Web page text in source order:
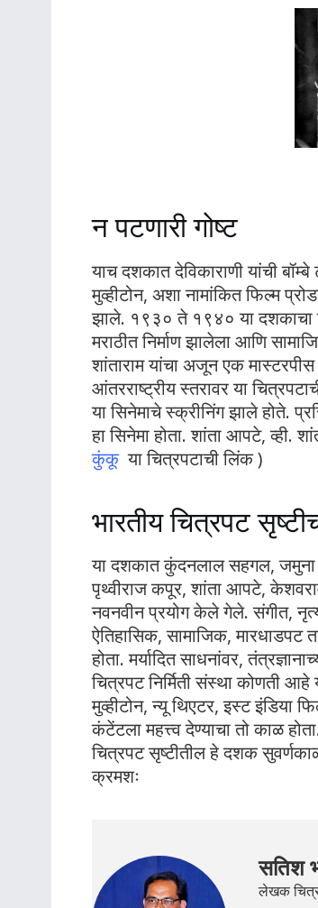
न पटणारी गोष्ट
याच दशकात देविकाराणी यांची
मुव्हीटोन, अशा नामांकित फिल्म
झाले. १९३० ते १९४० या दशकाचा
मराठीत निर्माण झालेला आणि
शांताराम यांचा अजून एक मास्टरपीस
आंतरराष्ट्रीय स्तरावर या
या सिनेमाचे स्क्रीनिंग झाले होते.
हा सिनेमा होता. शांता आपटे, व्ही.
कुंकूया चित्रपटाची लिंक )
भारतीय चित्रपट
या दशकात कुंदनलाल सहगल, जमुना
पृथ्वीराज कपूर, शांता आपटे,
नवनवीन प्रयोग केले गेले. संगीत,
ऐतिहासिक, सामाजिक, मारधाडपट
होता. मर्यादित साधनांवर,
चित्रपट निर्मिती संस्था कोणती
मुव्हीटोन, न्यू थिएटर, इस्ट इंडिया
कंटेंटला महत्त्व देण्याचा तो काळ
चित्रपट सृष्टीतील हे दशक
क्रमशः
सतिश
लेखक